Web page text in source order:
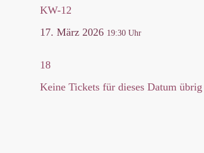
KW-12
17. März 2026 19:30
18
Keine Tickets für dieses Datum übrig